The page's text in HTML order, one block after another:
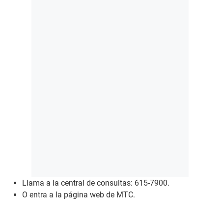
Llama a la central de consultas: 615-7900.
O entra a la página web de MTC.